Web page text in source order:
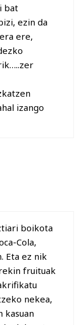
bat
ezin da
ere,
izango
boikota
Cola,
Eta ez nik
fruituak
nekea,
kasuan